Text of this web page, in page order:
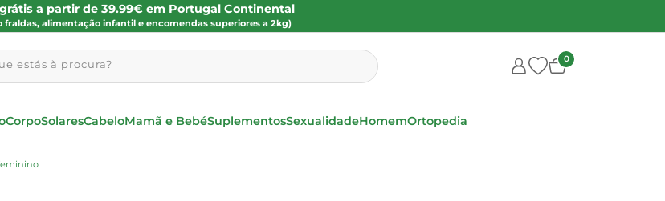
a partir de 39.99€ em Portugal Continental
fraldas, alimentação infantil e encomendas superiores a 2kg)
estás à procura? 0
CorpoSolaresCabeloMamã e BebéSuplementosSexualidadeHomemOrtopedia